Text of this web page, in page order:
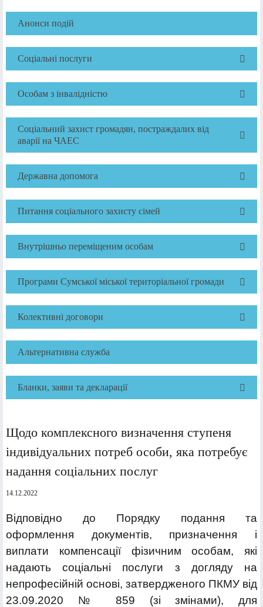
Анонси подій
Соціальні послуги
Особам з інвалідністю
Соціальний захист громадян, постраждалих від
аварії на ЧАЕС
Державна допомога
Питання соціального захисту сімей
Внутрішньо переміщеним особам
Програми Сумської міської територіальної громади
Колективні договори
Альтернативна служба
Бланки, заяви та декларації
Щодо комплексного визначення ступеня
індивідуальних потреб особи, яка потребує
надання соціальних послуг
14.12.2022
Відповідно до Порядку подання та
оформлення документів, призначення і
виплати компенсації фізичним особам, які
надають соціальні послуги з догляду на
непрофесійній основі, затвердженого ПКМУ від
23.09.2020 № 859 (зі змінами), для